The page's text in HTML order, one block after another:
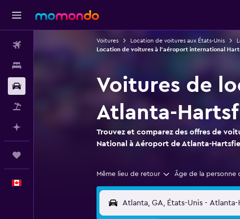
Voitures Location de voitures aux États-Unis
Location de voitures à l'aéroport international
Voitures de
Atlanta-
Trouvez et comparez des offres de
National à Aéroport de Atlanta-
Même lieu de retour Âge de la personne